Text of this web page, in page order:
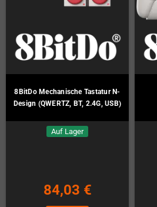
8BitDo Mechanische Tastatur N-
Design (QWERTZ, BT, 2.4G, USB)
Auf Lager
84,03 €